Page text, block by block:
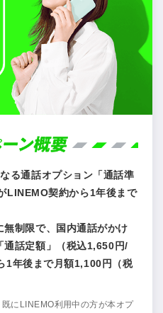
る通話オプション「通話準
LINEMO契約から1年後まで
無制限で、国内通話がかけ
通話定額」（税込1,650円/
1年後まで月額1,100円（税
にLINEMO利用中の方が本オプ